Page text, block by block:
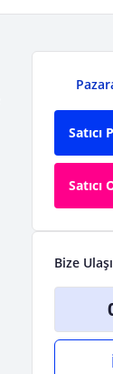
Satıcı
Bize